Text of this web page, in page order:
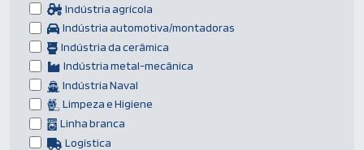
Indústria agrícola
Indústria automotiva/montadoras
Indústria da cerâmica
Indústria metal-mecânica
Indústria Naval
Limpeza e Higiene
Linha branca
Logística